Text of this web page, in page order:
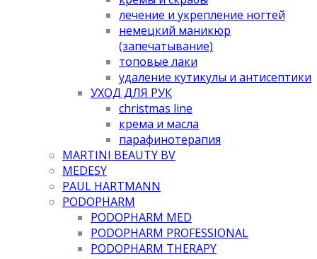
лечение и укрепление ногтей
немецкий маникюр
(запечатывание)
топовые лаки
удаление кутикулы и антисептики
УХОД ДЛЯ РУК
christmas line
крема и масла
парафинотерапия
MARTINI BEAUTY BV
MEDESY
PAUL HARTMANN
PODOPHARM
PODOPHARM MED
PODOPHARM PROFESSIONAL
PODOPHARM THERAPY